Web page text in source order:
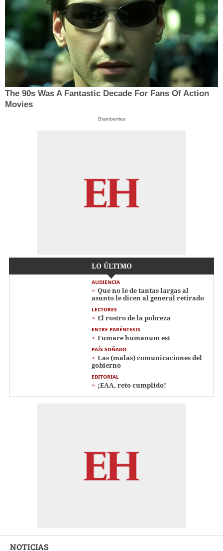
The 90s Was A Fantastic Decade For Fans Of Action
Movies
Brainberries
LO ÚLTIMO
AUDIENCIA
Que no le de tantas largas al
asunto le dicen al general retirado
LECTORES
El rostro de la pobreza
ENTRE PARÉNTESIS
Fumare humanum est
PAÍS SOÑADO
Las (malas) comunicaciones del
gobierno
EDITORIAL
¡EAA, reto cumplido!
NOTICIAS